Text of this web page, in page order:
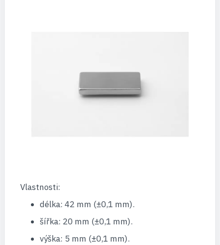
Vlastnosti:
délka: 42 mm (±0,1 mm).
šířka: 20 mm (±0,1 mm).
výška: 5 mm (±0,1 mm).